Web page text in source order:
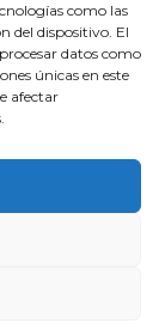
como las
del dispositivo. El
datos como
únicas en este
afectar